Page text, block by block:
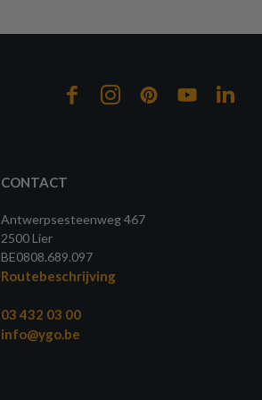
CONTACT
Antwerpsesteenweg 467
2500 Lier
BE0808.689.097
Routebeschrijving
03 432 03 00
info@ygo.be